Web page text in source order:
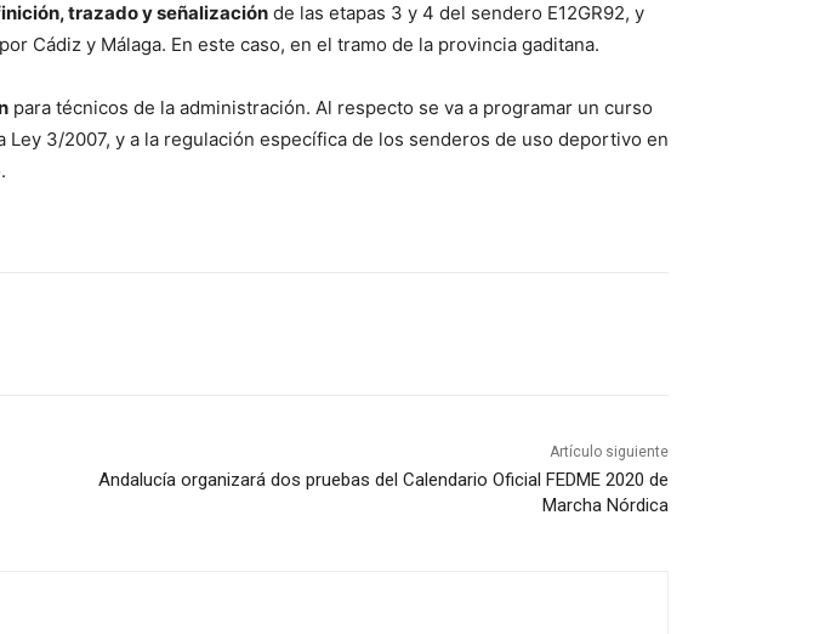
trazado y señalización de las etapas 3 y 4 del sendero E12GR92, y
Cádiz y Málaga. En este caso, en el tramo de la provincia gaditana.
para técnicos de la administración. Al respecto se va a programar un curso
3/2007, y a la regulación específica de los senderos de uso deportivo en
Artículo siguiente
Andalucía organizará dos pruebas del Calendario Oficial FEDME 2020 de
Marcha Nórdica